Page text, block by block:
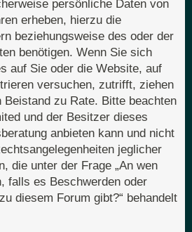
persönliche Daten von
erheben, hierzu die
beziehungsweise des oder der
benötigen. Wenn Sie sich
auf Sie oder die Website, auf
versuchen, zutrifft, ziehen
Beistand zu Rate. Bitte beachten
und der Besitzer dieses
anbieten kann und nicht
jeglicher
die unter der Frage „An wen
falls es Beschwerden oder
diesem Forum gibt?“ behandelt